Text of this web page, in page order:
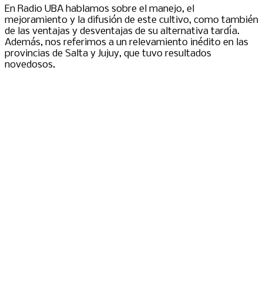
En Radio UBA hablamos sobre el manejo, el
mejoramiento y la difusión de este cultivo, como también
de las ventajas y desventajas de su alternativa tardía.
Además, nos referimos a un relevamiento inédito en las
provincias de Salta y Jujuy, que tuvo resultados
novedosos.